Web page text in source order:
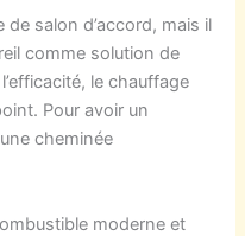
de salon d’accord, mais il
comme solution de
le chauffage
Pour avoir un
cheminée
moderne et